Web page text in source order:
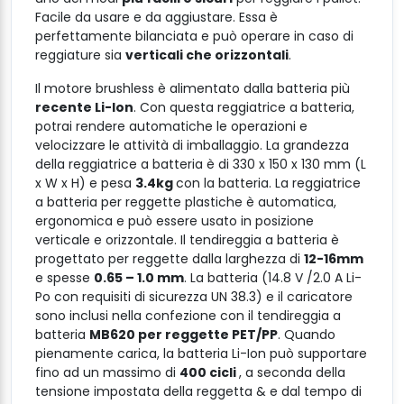
Facile da usare e da aggiustare. Essa è
perfettamente bilanciata e può operare in caso di
reggiature sia verticali che orizzontali.
Il motore brushless è alimentato dalla batteria più
recente Li-lon. Con questa reggiatrice a batteria,
potrai rendere automatiche le operazioni e
velocizzare le attività di imballaggio. La grandezza
della reggiatrice a batteria è di 330 x 150 x 130 mm (L
x W x H) e pesa 3.4kgcon la batteria. La reggiatrice
a batteria per reggette plastiche è automatica,
ergonomica e può essere usato in posizione
verticale e orizzontale. Il tendireggia a batteria è
progettato per reggette dalla larghezza di 12-16mm
e spesse 0.65 – 1.0 mm. La batteria (14.8 V /2.0 A Li-
Po con requisiti di sicurezza UN 38.3) e il caricatore
sono inclusi nella confezione con il tendireggia a
batteria MB620 per reggette PET/PP. Quando
pienamente carica, la batteria Li-Ion può supportare
fino ad un massimo di 400 cicli, a seconda della
tensione impostata della reggetta & e dal tempo di